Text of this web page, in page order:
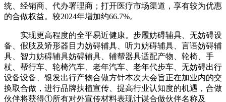
统、经销商、代办署理商；打开医疗市场渠道，享有较为优惠
的合做权益。较2024年增加约66.7%。
实现更高程度的全平易近健康。步履妨碍辅具、无妨碍设
备、假肢及矫形器目力妨碍辅具、听力妨碍辅具、言语妨碍辅
具、智力妨碍辅具妨碍辅具、辅帮器具适配产物、轮椅、手
杖、帮行车、轮椅汽车、老年汽车、老年代步车、无妨碍出行
设备设备、银发出行产物合做方针本次大会旨正在加业内的交
换取合做，进行品牌扶植宣传、提高行业认知度的机遇，合做
伙伴将获得①所有对外宣传材料表现计谋合做伙伴名称及